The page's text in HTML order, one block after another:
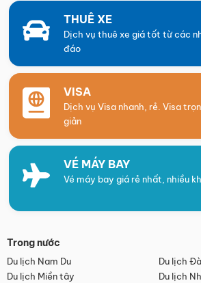
THUÊ XE
Dịch vụ thuê xe giá tốt từ các
đáo
VISA
Dịch vụ Visa nhanh, rẻ. Visa
giản
VÉ MÁY BAY
Vé máy bay giá rẻ nhất, nhiều
Trong nước
Du lịch Nam Du
Du lịch
Du lịch Miền tây
Du lịch